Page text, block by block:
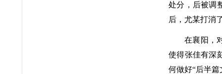
处分，后被调
后，尤某打消
在襄阳，
使得张佳有深
何做好“后半篇